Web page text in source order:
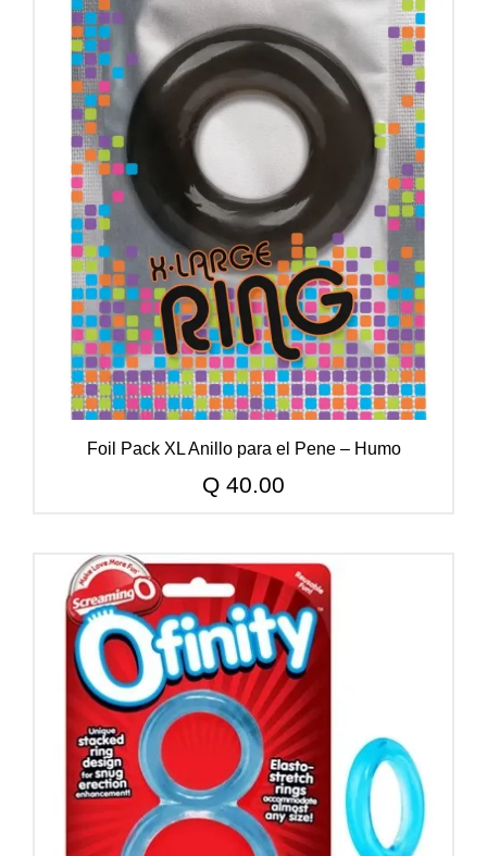
Foil Pack XL Anillo para el Pene – Humo
Q 40.00